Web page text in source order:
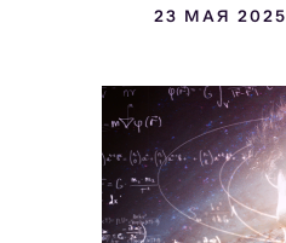
23 МАЯ 2025